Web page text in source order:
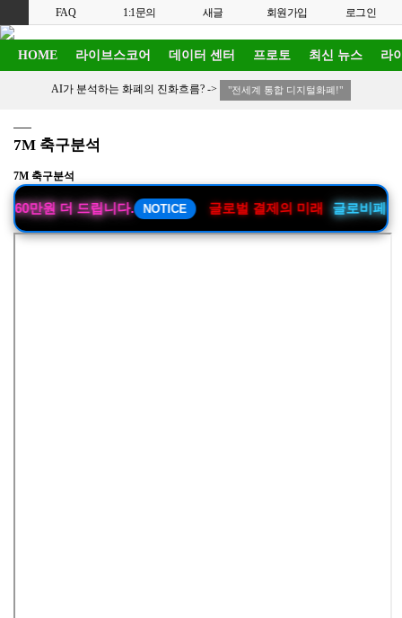
FAQ 1:1문의 새글 회원가입 로그인
HOME 라이브스코어 데이터 센터 프로토 최신 뉴스 라
AI가 분석하는 화폐의 진화흐름? -> "전세계 통합 디지털화폐!"
7M 축구분석
7M 축구분석
더 드립니다. NOTICE 글로벌 결제의 미래 글로비페이를 소